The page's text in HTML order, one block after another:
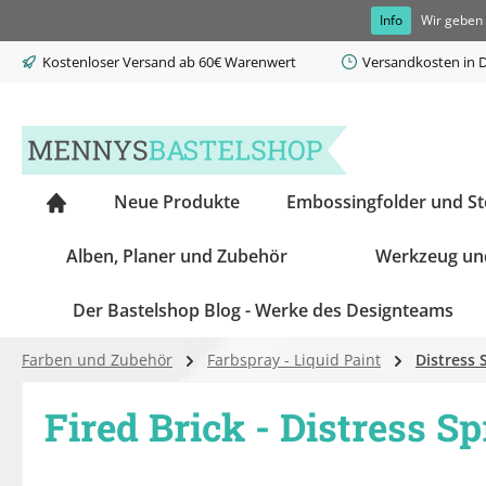
Info Wir
Kostenloser Versand ab 60€ Warenwert Versandkosten in
Neue Produkte Embossingfolder und
Alben, Planer und Zubehör Werkzeug
Der Bastelshop Blog - Werke des Designteams
Farben und Zubehör Farbspray - Liquid Paint Distress
Fired Brick - Distress